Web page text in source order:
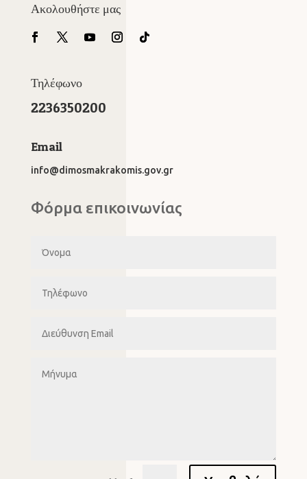
Ακολουθήστε μας
Τηλέφωνο
2236350200
Email
info@dimosmakrakomis.gov.gr
Φόρμα επικοινωνίας